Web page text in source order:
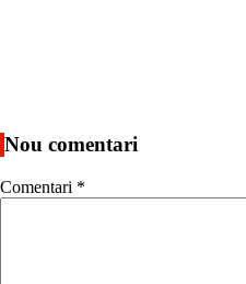
Nou comentari
Comentari *